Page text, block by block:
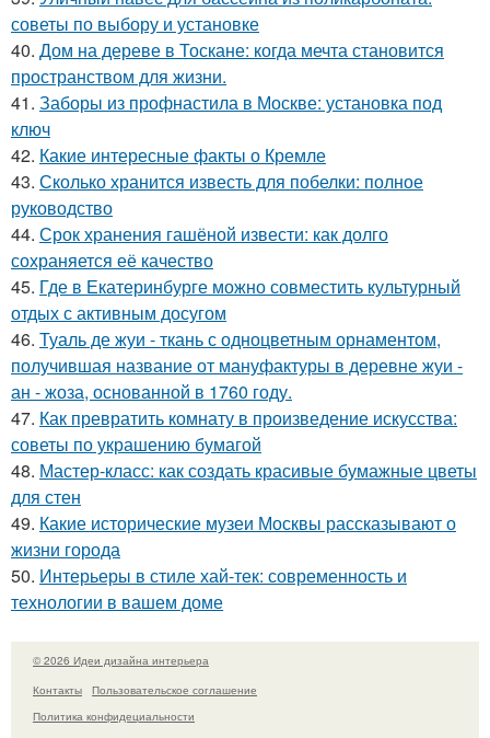
советы по выбору и установке
40. Дом на дереве в Тоскане: когда мечта становится
пространством для жизни.
41. Заборы из профнастила в Москве: установка под
ключ
42. Какие интересные факты о Кремле
43. Сколько хранится известь для побелки: полное
руководство
44. Срок хранения гашёной извести: как долго
сохраняется её качество
45. Где в Екатеринбурге можно совместить культурный
отдых с активным досугом
46. Туаль де жуи - ткань с одноцветным орнаментом,
получившая название от мануфактуры в деревне жуи -
ан - жоза, основанной в 1760 году.
47. Как превратить комнату в произведение искусства:
советы по украшению бумагой
48. Мастер-класс: как создать красивые бумажные цветы
для стен
49. Какие исторические музеи Москвы рассказывают о
жизни города
50. Интерьеры в стиле хай-тек: современность и
технологии в вашем доме
© 2026 Идеи дизайна интерьера
Контакты
Пользовательское соглашение
Политика конфидециальности